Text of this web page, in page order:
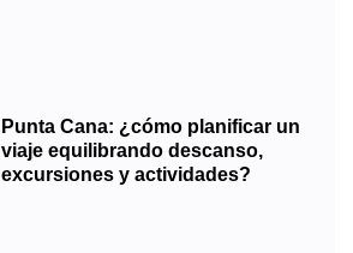
Punta Cana: ¿cómo planificar un
viaje equilibrando descanso,
excursiones y actividades?